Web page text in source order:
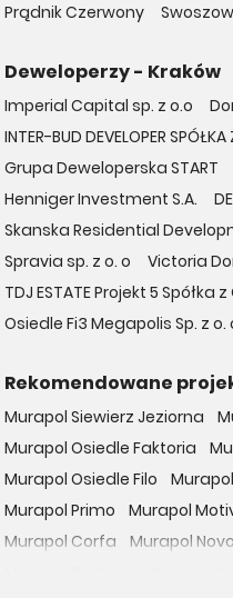
Prądnik Czerwony
Deweloperzy - Kraków
Imperial Capital sp. z o.o
INTER-BUD DEVELOPER
Grupa Deweloperska START
Henniger Investment S.A.
Skanska Residential
Spravia sp. z o. o
Victoria
TDJ ESTATE Projekt 5
Osiedle Fi3 Megapolis Sp. z
Rekomendowane
Murapol Siewierz Jeziorna
Murapol Osiedle Faktoria
Murapol Osiedle Filo
Murapol Primo
Murapol
Murapol Corfa
Murapol Novo